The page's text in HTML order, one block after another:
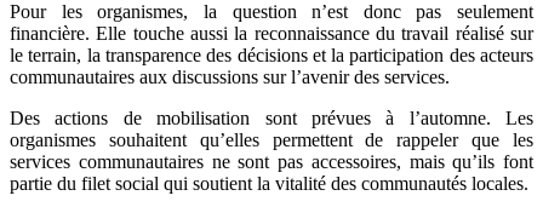
Pour les organismes, la question n’est donc pas seulement
financière. Elle touche aussi la reconnaissance du travail réalisé sur
le terrain, la transparence des décisions et la participation des acteurs
communautaires aux discussions sur l’avenir des services.
Des actions de mobilisation sont prévues à l’automne. Les
organismes souhaitent qu’elles permettent de rappeler que les
services communautaires ne sont pas accessoires, mais qu’ils font
partie du filet social qui soutient la vitalité des communautés locales.